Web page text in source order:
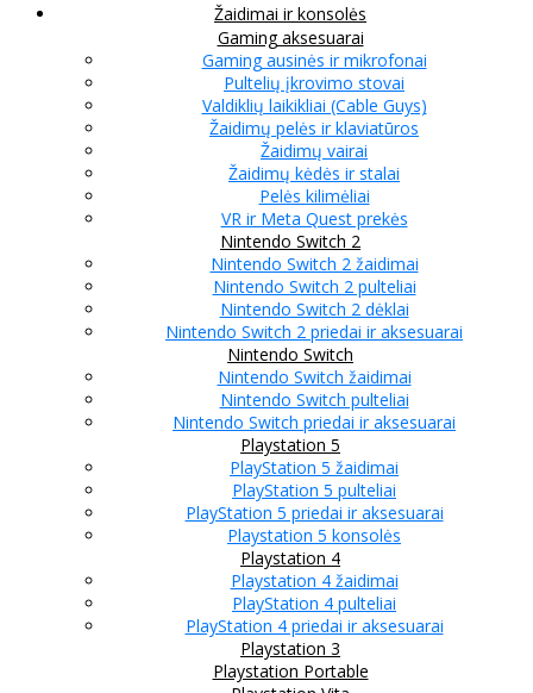
Žaidimai ir konsolės
Gaming aksesuarai
Gaming ausinės ir mikrofonai
Pultelių įkrovimo stovai
Valdiklių laikikliai (Cable Guys)
Žaidimų pelės ir klaviatūros
Žaidimų vairai
Žaidimų kėdės ir stalai
Pelės kilimėliai
VR ir Meta Quest prekės
Nintendo Switch 2
Nintendo Switch 2 žaidimai
Nintendo Switch 2 pulteliai
Nintendo Switch 2 dėklai
Nintendo Switch 2 priedai ir aksesuarai
Nintendo Switch
Nintendo Switch žaidimai
Nintendo Switch pulteliai
Nintendo Switch priedai ir aksesuarai
Playstation 5
PlayStation 5 žaidimai
PlayStation 5 pulteliai
PlayStation 5 priedai ir aksesuarai
Playstation 5 konsolės
Playstation 4
Playstation 4 žaidimai
PlayStation 4 pulteliai
PlayStation 4 priedai ir aksesuarai
Playstation 3
Playstation Portable